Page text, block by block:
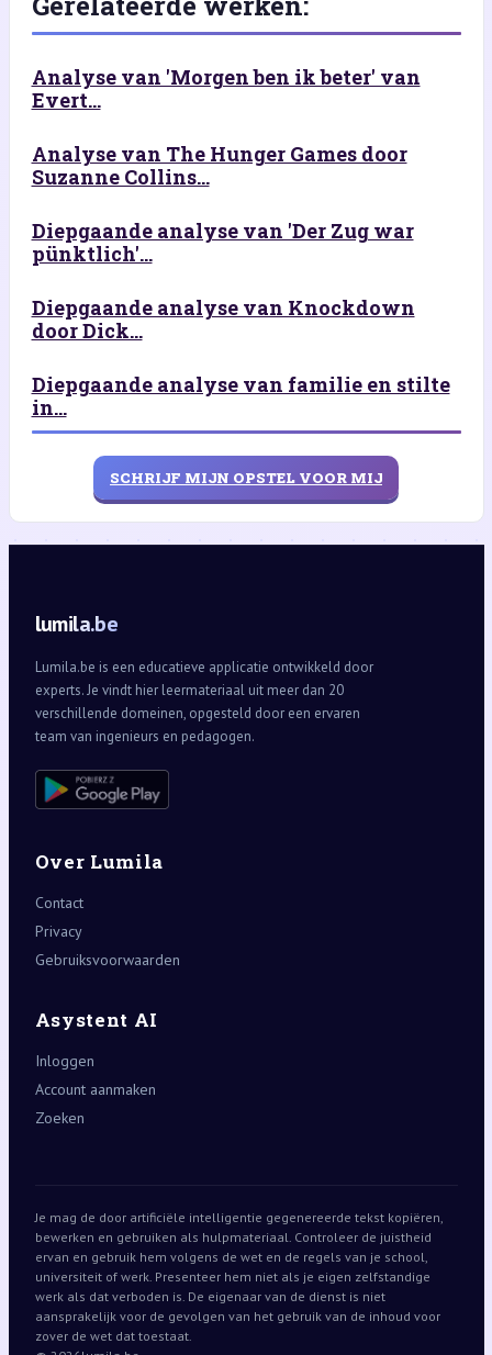
Analyse van 'Morgen ben ik beter' van
Evert...
Analyse van The Hunger Games door
Suzanne Collins...
Diepgaande analyse van 'Der Zug war
pünktlich'...
Diepgaande analyse van Knockdown
door Dick...
Diepgaande analyse van familie en stilte
in...
SCHRIJF MIJN OPSTEL VOOR MIJ
lumila.be
Lumila.be is een educatieve applicatie ontwikkeld door
experts. Je vindt hier leermateriaal uit meer dan 20
verschillende domeinen, opgesteld door een ervaren
team van ingenieurs en pedagogen.
Over Lumila
Contact
Privacy
Gebruiksvoorwaarden
Asystent AI
Inloggen
Account aanmaken
Zoeken
Je mag de door artificiële intelligentie gegenereerde tekst kopiëren,
bewerken en gebruiken als hulpmateriaal. Controleer de juistheid
ervan en gebruik hem volgens de wet en de regels van je school,
universiteit of werk. Presenteer hem niet als je eigen zelfstandige
werk als dat verboden is. De eigenaar van de dienst is niet
aansprakelijk voor de gevolgen van het gebruik van de inhoud voor
zover de wet dat toestaat.